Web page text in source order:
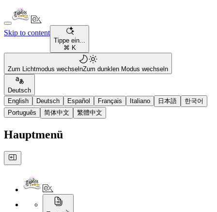
Skip to content
Tippe ein...
⌘ K
Zum Lichtmodus wechselnZum dunklen Modus wechseln
Deutsch
English
Deutsch Español Français Italiano 日本語
한국어
Português
简体中文 繁體中文
Hauptmenü